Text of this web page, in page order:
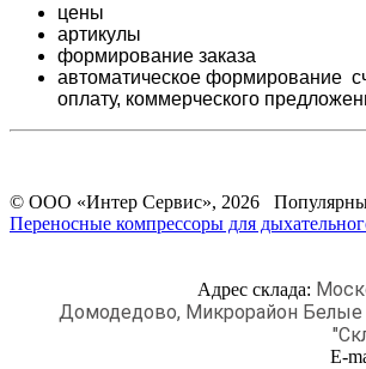
цены
артикулы
формирование заказа
автоматическое формирование
оплату, коммерческого
© ООО «Интер Сервис», 2026
Переносные компрессоры для
Адрес склада:
Домодедово, Микрорайон
E-